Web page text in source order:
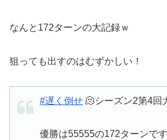
なんと172ターンの大記録ｗ
狙っても出すのはむずかしい！
#遅く倒せ 🫠シーズン2第4回
優勝は55555の172ターンです